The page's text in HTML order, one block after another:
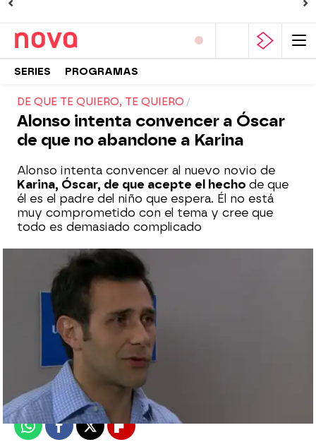
SERIES PROGRAMAS
DE QUE TE QUIERO, TE QUIERO
Alonso intenta convencer a Óscar
de que no abandone a Karina
Alonso intenta convencer al nuevo novio de
Karina, Óscar, de que acepte el hecho de que
él es el padre del niño que espera. Él no está
muy comprometido con el tema y cree que
todo es demasiado complicado
Madrid
Publicado:27 de octubre de 2017, 19:04
WhatsappFacebook
X Flipboard